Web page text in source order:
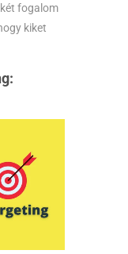
fogalom
kiket